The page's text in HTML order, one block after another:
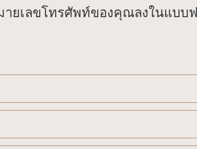
ายเลขโทรศัพท์ของคุณลงในแบบ